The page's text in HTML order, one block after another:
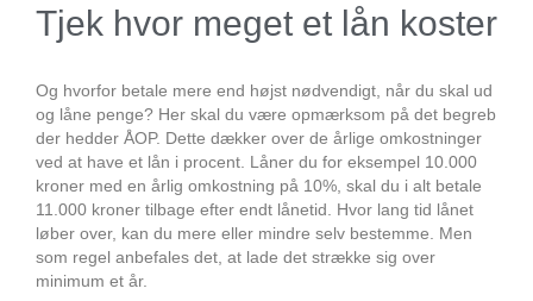
Tjek hvor meget et lån koster
Og hvorfor betale mere end højst nødvendigt, når du skal ud
og låne penge? Her skal du være opmærksom på det begreb
der hedder ÅOP. Dette dækker over de årlige omkostninger
ved at have et lån i procent. Låner du for eksempel 10.000
kroner med en årlig omkostning på 10%, skal du i alt betale
11.000 kroner tilbage efter endt lånetid. Hvor lang tid lånet
løber over, kan du mere eller mindre selv bestemme. Men
som regel anbefales det, at lade det strække sig over
minimum et år.